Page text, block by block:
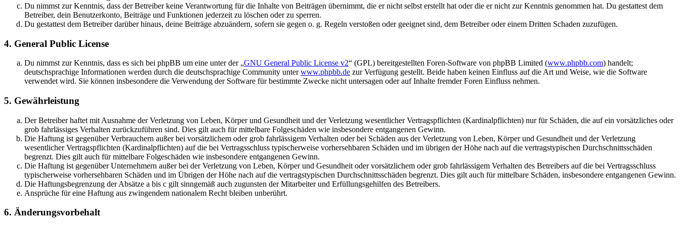
Du nimmst zur Kenntnis, dass der Betreiber keine Verantwortung für die Inhalte von Beiträgen übernimmt, die er nicht selbst erstellt hat oder die er nicht zur Kenntnis genommen hat. Du gestattest dem
Betreiber, dein Benutzerkonto, Beiträge und Funktionen jederzeit zu löschen oder zu sperren.
Du gestattest dem Betreiber darüber hinaus, deine Beiträge abzuändern, sofern sie gegen o. g. Regeln verstoßen oder geeignet sind, dem Betreiber oder einem Dritten Schaden zuzufügen.
4. General Public License
Du nimmst zur Kenntnis, dass es sich bei phpBB um eine unter der „GNU General Public License v2“ (GPL) bereitgestellten Foren-Software von phpBB Limited (www.phpbb.com) handelt;
deutschsprachige Informationen werden durch die deutschsprachige Community unterwww.phpbb.de zur Verfügung gestellt. Beide haben keinen Einfluss auf die Art und Weise, wie die Software
verwendet wird. Sie können insbesondere die Verwendung der Software für bestimmte Zwecke nicht untersagen oder auf Inhalte fremder Foren Einfluss nehmen.
5. Gewährleistung
Der Betreiber haftet mit Ausnahme der Verletzung von Leben, Körper und Gesundheit und der Verletzung wesentlicher Vertragspflichten (Kardinalpflichten) nur für Schäden, die auf ein vorsätzliches oder
grob fahrlässiges Verhalten zurückzuführen sind. Dies gilt auch für mittelbare Folgeschäden wie insbesondere entgangenen Gewinn.
Die Haftung ist gegenüber Verbrauchern außer bei vorsätzlichem oder grob fahrlässigem Verhalten oder bei Schäden aus der Verletzung von Leben, Körper und Gesundheit und der Verletzung
wesentlicher Vertragspflichten (Kardinalpflichten) auf die bei Vertragsschluss typischerweise vorhersehbaren Schäden und im übrigen der Höhe nach auf die vertragstypischen Durchschnittsschäden
begrenzt. Dies gilt auch für mittelbare Folgeschäden wie insbesondere entgangenen Gewinn.
Die Haftung ist gegenüber Unternehmern außer bei der Verletzung von Leben, Körper und Gesundheit oder vorsätzlichem oder grob fahrlässigem Verhalten des Betreibers auf die bei Vertragsschluss
typischerweise vorhersehbaren Schäden und im Übrigen der Höhe nach auf die vertragstypischen Durchschnittsschäden begrenzt. Dies gilt auch für mittelbare Schäden, insbesondere entgangenen Gewinn.
Die Haftungsbegrenzung der Absätze a bis c gilt sinngemäß auch zugunsten der Mitarbeiter und Erfüllungsgehilfen des Betreibers.
Ansprüche für eine Haftung aus zwingendem nationalem Recht bleiben unberührt.
6. Änderungsvorbehalt